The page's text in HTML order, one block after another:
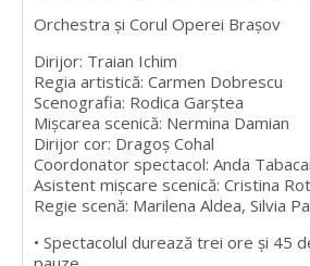
Orchestra și Corul Operei Brașov
Dirijor: Traian Ichim
Regia artistică: Carmen Dobrescu
Scenografia: Rodica Garștea
Mișcarea scenică: Nermina Damian
Dirijor cor: Dragoș Cohal
Coordonator spectacol: Anda
Asistent mișcare scenică: Cristina
Regie scenă: Marilena Aldea, Silvia
• Spectacolul durează trei ore și 45